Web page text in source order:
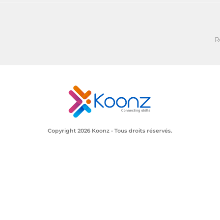
Copyright 2026 Koonz - Tous droits réservés.